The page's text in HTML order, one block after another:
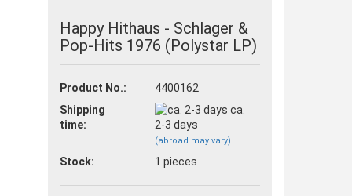
a new account
Happy Hithaus - Schlager &
Pop-Hits 1976 (Polystar LP)
Product No.:
4400162
Shipping
time:
ca.
2-3 days
(abroad may vary)
Stock: 1pieces